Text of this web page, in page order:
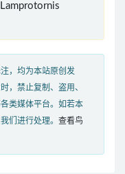
，均为本站原创发
，禁止复制、盗用、
类媒体平台。如若本
们进行处理。 查看鸟